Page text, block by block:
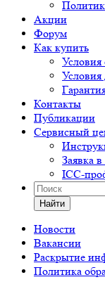
Акции
Форум
Как купить
Условия
Контакты
Публикации
Сервисный
Заявка
ICC-
Найти
Новости
Вакансии
Раскрытие
Политика